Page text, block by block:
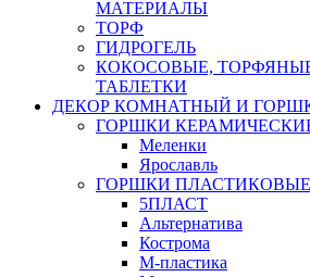
МАТЕРИАЛЫ
ТОРФ
ГИДРОГЕЛЬ
КОКОСОВЫЕ,
ТАБЛЕТКИ
ДЕКОР КОМНАТНЫЙ И
ГОРШКИ
Меленки
Ярославль
ГОРШКИ ПЛАСТИКОВЫЕ
5ПЛАСТ
Альтернатива
Кострома
М-пластика